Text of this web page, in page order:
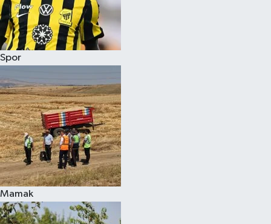
Spor
Mamak